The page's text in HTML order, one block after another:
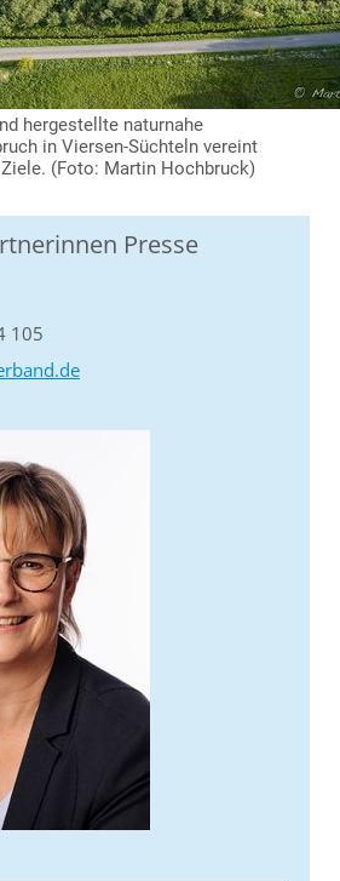
hergestellte naturnahe
in Viersen-Süchteln vereint
(Foto: Martin Hochbruck)
Presse
105